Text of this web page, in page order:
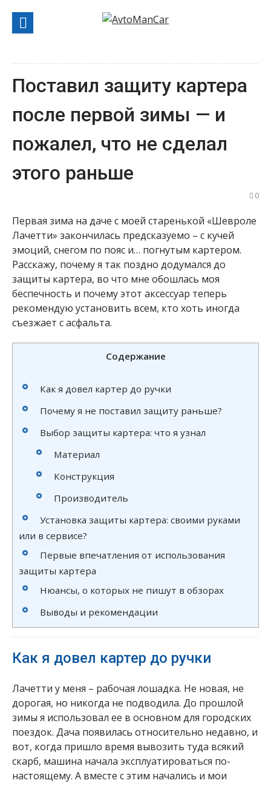
содержанию
Поставил защиту картера
после первой зимы — и
пожалел, что не сделал
этого раньше
0
Первая зима на даче с моей старенькой «Шевроле
Лачетти» закончилась предсказуемо – с кучей
эмоций, снегом по пояс и… погнутым картером.
Расскажу, почему я так поздно додумался до
защиты картера, во что мне обошлась моя
беспечность и почему этот аксессуар теперь
рекомендую установить всем, кто хоть иногда
съезжает с асфальта.
Содержание
Как я довел картер до ручки
Почему я не поставил защиту раньше?
Выбор защиты картера: что я узнал
Материал
Конструкция
Производитель
Установка защиты картера: своими руками
или в сервисе?
Первые впечатления от использования
защиты картера
Нюансы, о которых не пишут в обзорах
Выводы и рекомендации
Как я довел картер до ручки
Лачетти у меня – рабочая лошадка. Не новая, не
дорогая, но никогда не подводила. До прошлой
зимы я использовал ее в основном для городских
поездок. Дача появилась относительно недавно, и
вот, когда пришло время вывозить туда всякий
скарб, машина начала эксплуатироваться по-
настоящему. А вместе с этим начались и мои